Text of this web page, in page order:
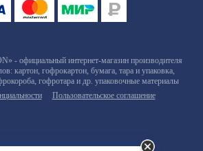
- официальный интернет-магазин производителя
картон, гофрокартон, бумага, тара и упаковка,
гофротара и др. упаковочные материалы
Пользовательское соглашение